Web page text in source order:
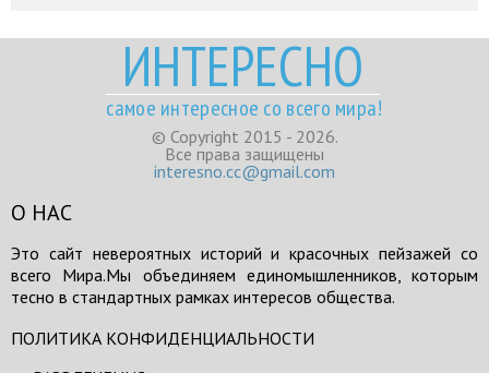
ИНТЕРЕСНО
самое интересное со всего мира!
© Copyright 2015 - 2026.
Все права защищены
interesno.cc@gmail.com
О НАС
Это сайт невероятных историй и красочных пейзажей со
всего Мира.Мы объединяем единомышленников, которым
тесно в стандартных рамках интересов общества.
ПОЛИТИКА КОНФИДЕНЦИАЛЬНОСТИ